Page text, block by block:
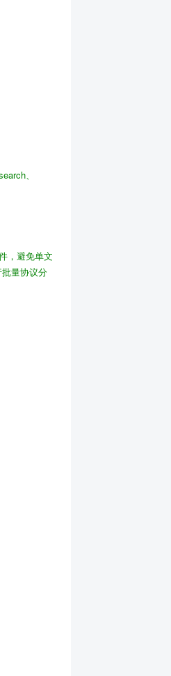
、
，避免单文
量协议分